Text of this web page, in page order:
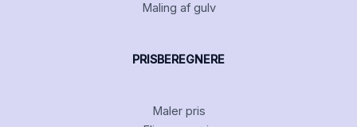
Maling af gulv
PRISBEREGNERE
Maler pris